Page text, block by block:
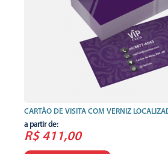
CARTÃO DE VISITA COM VERNIZ
a partir de:
R$ 411,00